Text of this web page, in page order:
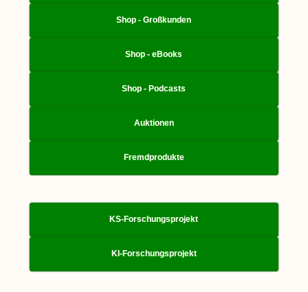
Shop - Großkunden
Shop - eBooks
Shop - Podcasts
Auktionen
Fremdprodukte
KS-Forschungsprojekt
KI-Forschungsprojekt